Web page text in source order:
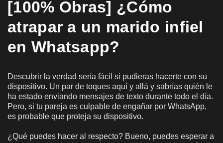
[100% Obras] ¿Cómo
atrapar a un marido infiel
en Whatsapp?
Descubrir la verdad sería fácil si pudieras hacerte con su
dispositivo. Un par de toques aquí y allá y sabrías quién le
ha estado enviando mensajes de texto durante todo el día.
Pero, si tu pareja es culpable de engañar por WhatsApp,
es probable que proteja su dispositivo.
¿Qué puedes hacer al respecto? Bueno, puedes esperar a